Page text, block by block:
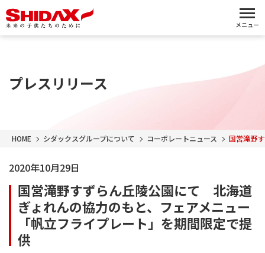
メニュー
プレスリリース
HOME シダックスグループについて コーポレートニュース 国営滝野
2020年10月29日
国営滝野すずらん丘陵公園にて 北海道
ぎょれんの協力のもと、フェアメニュー
「帆立フライプレート」を期間限定で提
供